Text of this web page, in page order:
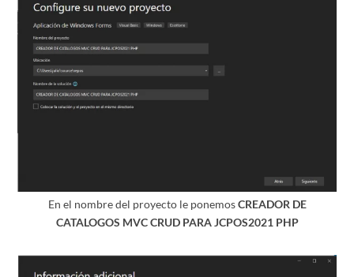
En el nombre del proyecto le ponemosCREADOR DE
CATALOGOS MVC CRUD PARA JCPOS2021 PHP